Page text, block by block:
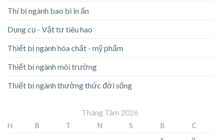
Thí bị ngành bao bì in ấn
Dụng cụ - Vật tư tiêu hao
Thiết bị ngành hóa chất - mỹ phẩm
Thiết bị ngành môi trường
Thiết bị ngành thường thức đời sống
Tháng Tám 2026
H B T N S B
C